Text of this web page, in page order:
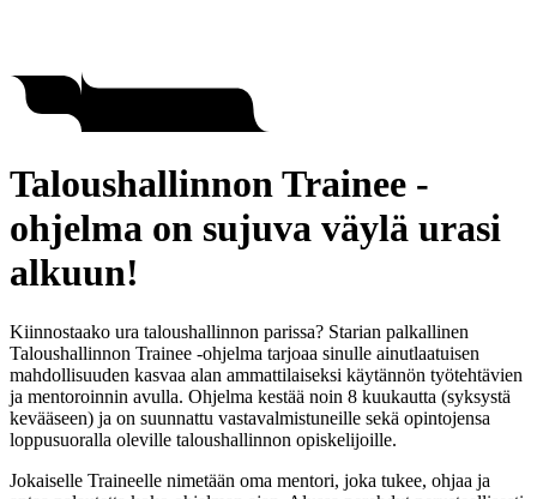
Taloushallinnon Trainee -
ohjelma on sujuva väylä urasi
alkuun!
Kiinnostaako ura taloushallinnon parissa? Starian palkallinen
Taloushallinnon Trainee -ohjelma tarjoaa sinulle ainutlaatuisen
mahdollisuuden kasvaa alan ammattilaiseksi käytännön työtehtävien
ja mentoroinnin avulla. Ohjelma kestää noin 8 kuukautta (syksystä
kevääseen) ja on suunnattu vastavalmistuneille sekä opintojensa
loppusuoralla oleville taloushallinnon opiskelijoille.
Jokaiselle Traineelle nimetään oma mentori, joka tukee, ohjaa ja